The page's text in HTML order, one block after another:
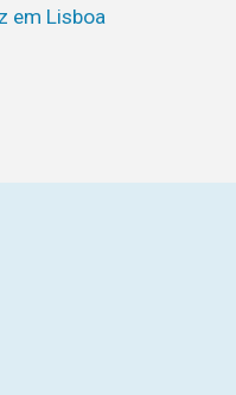
em Lisboa